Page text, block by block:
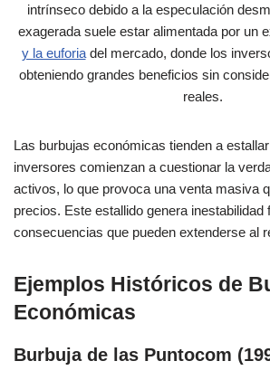
intrínseco debido a la especulación
exagerada suele estar alimentada por un
y la euforiadel mercado, donde los
obteniendo grandes beneficios sin
reales.
Las burbujas económicas tienden a
inversores comienzan a cuestionar la
activos, lo que provoca una venta masiva
precios. Este estallido genera inestabilidad
consecuencias que pueden extenderse al
Ejemplos Históricos de
Económicas
Burbuja de las Puntocom